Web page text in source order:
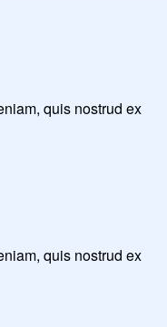
quis nostrud ex
quis nostrud ex